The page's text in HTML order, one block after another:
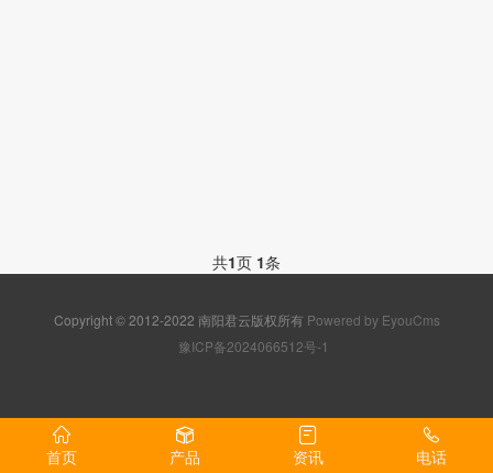
共1页 1条
Copyright © 2012-2022 南阳君云版权所有 Powered by EyouCms
豫ICP备2024066512号-1
首页 产品 资讯 电话